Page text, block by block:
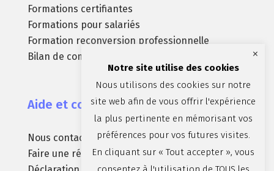
Formations certifiantes
Formations pour salariés
Formation reconversion professionnelle
Bilan de compétences
Aide et contact
Nous contacter
Faire une réclamation
Notre site utilise des cookies
Nous utilisons des cookies sur notre
site web afin de vous offrir l'expérience
la plus pertinente en mémorisant vos
préférences pour vos futures visites.
En cliquant sur « Tout accepter », vous
×